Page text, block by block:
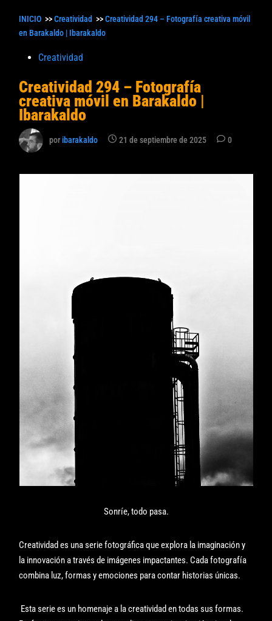
INICIO >>Creatividad >>Creatividad 294 – Fotografía creativa móvil
en Barakaldo | Ibarakaldo
Publicado
Creatividad
Creatividad 294 – Fotografía
creativa móvil en Barakaldo |
Ibarakaldo
poribarakaldo 21 de septiembre de 2025 0
Sonríe, todo pasa.
Creatividad es una serie fotográfica que explora la imaginación y
la innovación a través de imágenes impactantes. Cada fotografía
combina luz, formas y emociones para contar historias únicas.
Esta serie es un homenaje a la creatividad en todas sus formas.